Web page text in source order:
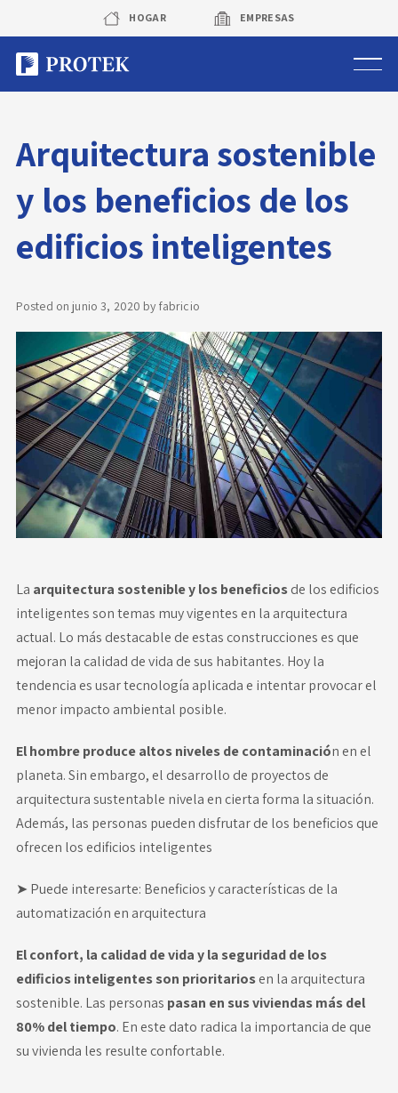
content
HOGAR EMPRESAS
Sistema de cámaras
Rastreo vehicular GPS
Protek Personas
Corredora de seguros
Sobre Protek
Trabaja con nosotros
Novedades
Faq
Contacto
Arquitectura sostenible
y los beneficios de los
edificios inteligentes
Posted onjunio 3, 2020 by fabricio
La arquitectura sostenible y los beneficiosde los edificios
inteligentes son temas muy vigentes en la arquitectura
actual. Lo más destacable de estas construcciones es que
mejoran la calidad de vida de sus habitantes. Hoy la
tendencia es usar tecnología aplicada e intentar provocar el
menor impacto ambiental posible.
El hombre produce altos niveles de contaminación en el
planeta. Sin embargo, el desarrollo de proyectos de
arquitectura sustentable nivela en cierta forma la situación.
Además, las personas pueden disfrutar de los beneficios que
ofrecen los edificios inteligentes
➤ Puede interesarte: Beneficios y características de la
automatización en arquitectura
El confort, la calidad de vida y la seguridad de los
edificios inteligentesson prioritariosen la arquitectura
sostenible. Las personas pasan en sus viviendas más del
80% del tiempo. En este dato radica la importancia de que
su vivienda les resulte confortable.